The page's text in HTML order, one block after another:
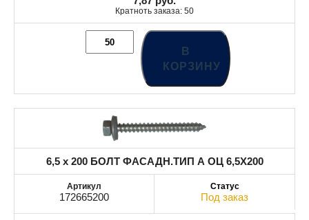
Кратноть заказа: 50
В
КОРЗИНУ
6,5 x 200 БОЛТ ФАСАДН.ТИП А ОЦ 6,5X200
172665200 Под заказ